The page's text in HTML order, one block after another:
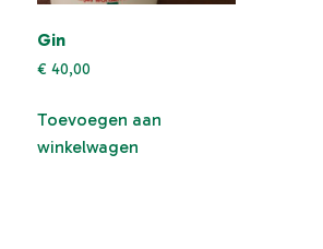
Gin
€ 40,00
Toevoegen aan
winkelwagen